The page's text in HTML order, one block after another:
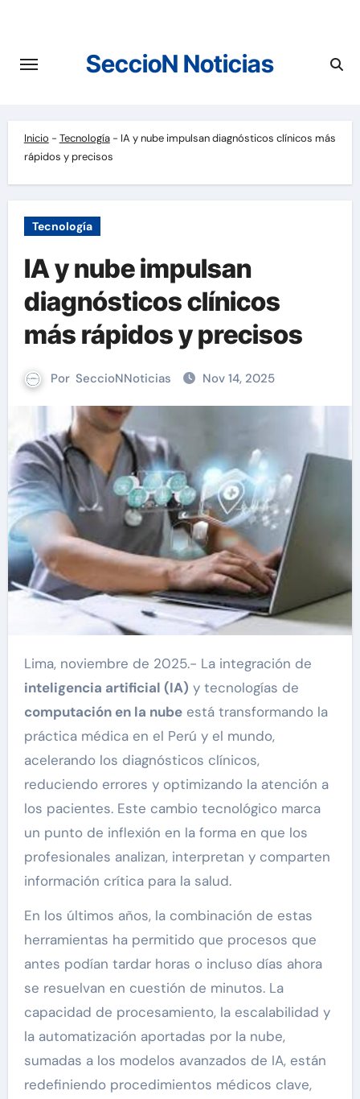
contenido
SeccioN Noticias
Inicio - Tecnología- IA y nube impulsan diagnósticos clínicos más
rápidos y precisos
Tecnología
IA y nube impulsan
diagnósticos clínicos
más rápidos y precisos
Por SeccioNNoticias Nov 14, 2025
Lima, noviembre de 2025.- La integración de
inteligencia artificial (IA) y tecnologías de
computación en la nubeestá transformando la
práctica médica en el Perú y el mundo,
acelerando los diagnósticos clínicos,
reduciendo errores y optimizando la atención a
los pacientes. Este cambio tecnológico marca
un punto de inflexión en la forma en que los
profesionales analizan, interpretan y comparten
información crítica para la salud.
En los últimos años, la combinación de estas
herramientas ha permitido que procesos que
antes podían tardar horas o incluso días ahora
se resuelvan en cuestión de minutos. La
capacidad de procesamiento, la escalabilidad y
la automatización aportadas por la nube,
sumadas a los modelos avanzados de IA, están
redefiniendo procedimientos médicos clave,